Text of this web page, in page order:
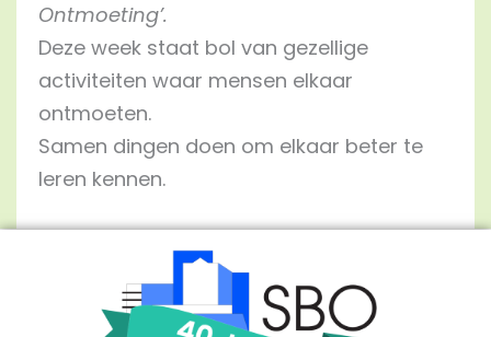
Ontmoeting’.
Deze week staat bol van gezellige
activiteiten waar mensen elkaar
ontmoeten.
Samen dingen doen om elkaar beter te
leren kennen.